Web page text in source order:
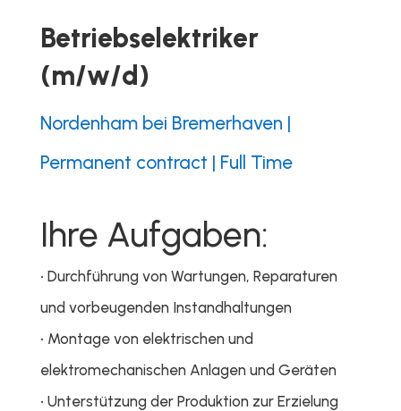
Betriebselektriker
(m/w/d)
Nordenham bei Bremerhaven |
Permanent contract | Full Time
Ihre Aufgaben:
• Durchführung von Wartungen, Reparaturen
und vorbeugenden Instandhaltungen
• Montage von elektrischen und
elektromechanischen Anlagen und Geräten
• Unterstützung der Produktion zur Erzielung